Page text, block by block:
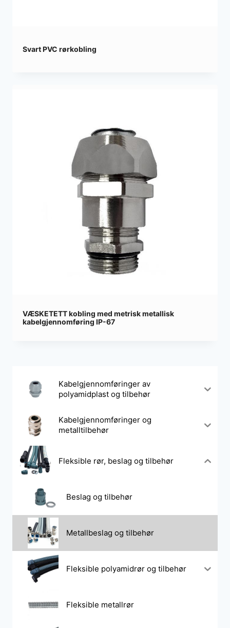
Kabelgjennomføringer av
polyamidplast og tilbehør
Kabelgjennomføringer og
metalltilbehør
Fleksible rør, beslag og tilbehør
Beslag og tilbehør
Metallbeslag og tilbehør
Fleksible polyamidrør og tilbehør
Fleksible metallrør
Svart PVC rørkobling
VÆSKETETT kobling med metrisk metallisk
kabelgjennomføring IP-67